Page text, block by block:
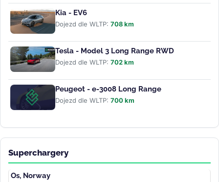
Kia - EV6
Dojezd dle WLTP: 708 km
Tesla - Model 3 Long Range RWD
Dojezd dle WLTP: 702 km
Peugeot - e-3008 Long Range
Dojezd dle WLTP: 700 km
Superchargery
Os, Norway